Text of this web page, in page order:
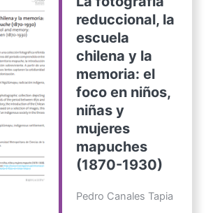
reduccional, la
escuela
chilena y la
memoria: el
foco en niños,
niñas y
mujeres
mapuches
(1870-1930)
Pedro Canales Tapia